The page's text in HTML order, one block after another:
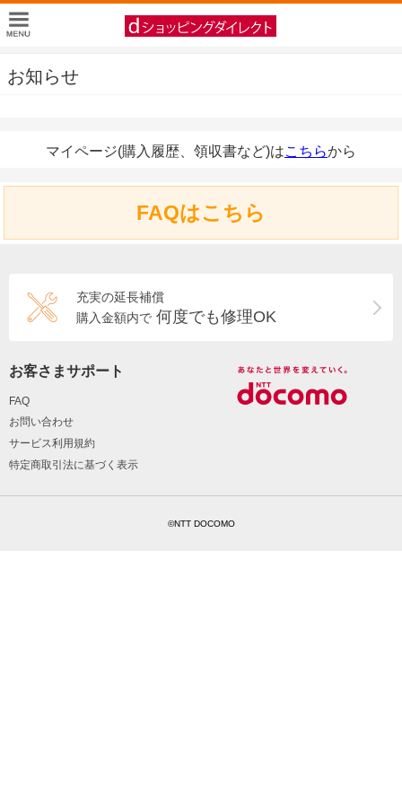
お知らせ
マイページ(購入履歴、領収書など)はこちらから
FAQはこちら
充実の延長補償
購入金額内で 何度でも修理OK
お客さまサポート
FAQ
お問い合わせ
サービス利用規約
特定商取引法に基づく表示
©NTT DOCOMO